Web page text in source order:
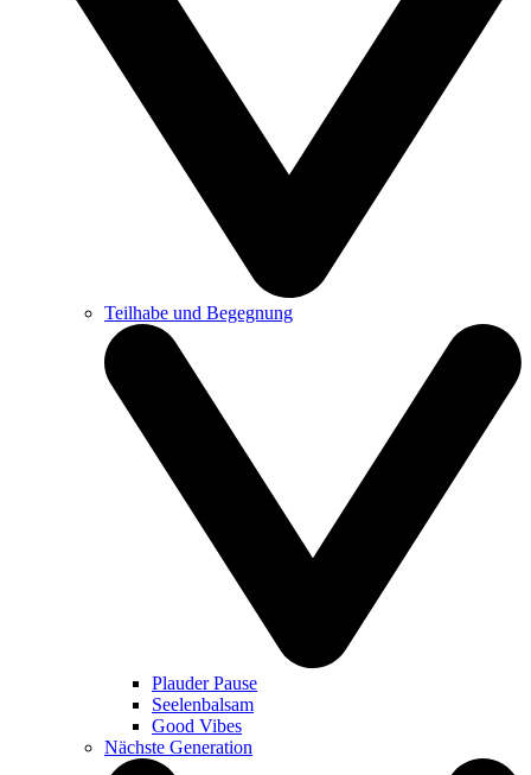
Teilhabe und Begegnung
Plauder Pause
Seelenbalsam
Good Vibes
Nächste Generation